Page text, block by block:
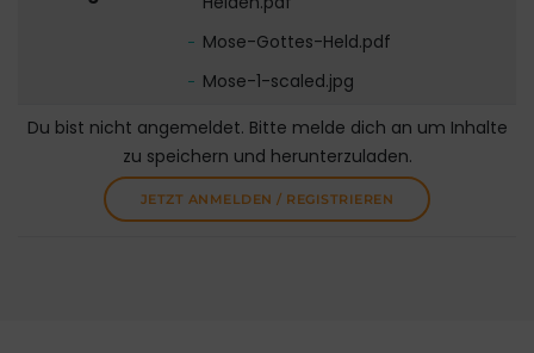
Mose-Gottes-Held.pdf
Mose-1-scaled.jpg
Du bist nicht angemeldet. Bitte melde dich an um Inhalte
zu speichern und herunterzuladen.
JETZT ANMELDEN / REGISTRIEREN